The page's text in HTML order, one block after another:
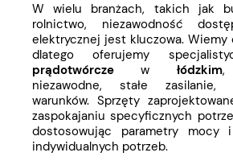
W wielu branżach, takich jak
rolnictwo, niezawodność
elektrycznej jest kluczowa. Wiemy
dlatego oferujemy
prądotwórcze w łódzkim,
niezawodne, stałe zasilanie,
warunków. Sprzęty
zaspokajaniu specyficznych
dostosowując parametry mocy
indywidualnych potrzeb.